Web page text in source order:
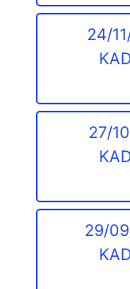
24/
27/
29/